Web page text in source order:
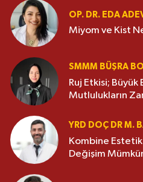
OP. DR. EDA
Miyom ve Kist
SMMM BÜŞRA
Ruj Etkisi;
Mutlulukların
YRD DOÇ DR M.
Kombine
Değişim